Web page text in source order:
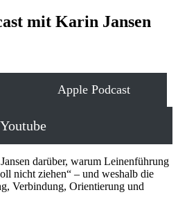
mit Karin Jansen
Apple Podcast
Youtube
darüber, warum Leinenführung
nicht ziehen“ – und weshalb die
Verbindung, Orientierung und